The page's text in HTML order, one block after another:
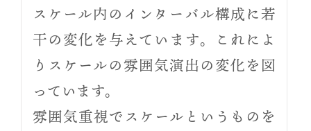
スケール内のインターバル構成に若
干の変化を与えています。これによ
りスケールの雰囲気演出の変化を図
っています。
雰囲気重視でスケールというものを